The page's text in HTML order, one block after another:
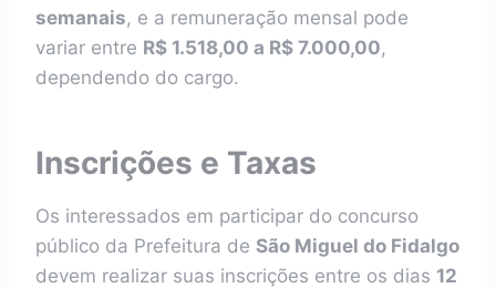
semanais, e a remuneração mensal pode
variar entre R$ 1.518,00 a R$ 7.000,00,
dependendo do cargo.
Inscrições e Taxas
Os interessados em participar do concurso
público da Prefeitura de São Miguel do Fidalgo
devem realizar suas inscrições entre os dias 12